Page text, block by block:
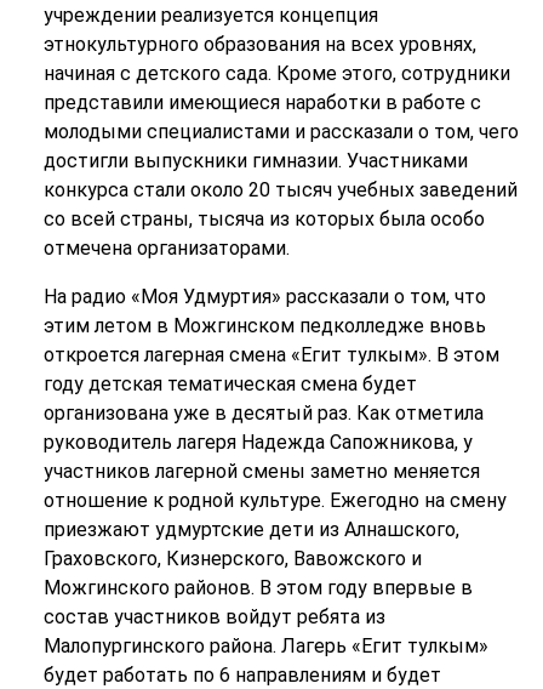
учреждении реализуется концепция
этнокультурного образования на всех уровнях,
начиная с детского сада. Кроме этого, сотрудники
представили имеющиеся наработки в работе с
молодыми специалистами и рассказали о том, чего
достигли выпускники гимназии. Участниками
конкурса стали около 20 тысяч учебных заведений
со всей страны, тысяча из которых была особо
отмечена организаторами.
На радио «Моя Удмуртия» рассказали о том, что
этим летом в Можгинском педколледже вновь
откроется лагерная смена «Егит тулкым». В этом
году детская тематическая смена будет
организована уже в десятый раз. Как отметила
руководитель лагеря Надежда Сапожникова, у
участников лагерной смены заметно меняется
отношение к родной культуре. Ежегодно на смену
приезжают удмуртские дети из Алнашского,
Граховского, Кизнерского, Вавожского и
Можгинского районов. В этом году впервые в
состав участников войдут ребята из
Малопургинского района. Лагерь «Егит тулкым»
будет работать по 6 направлениям и будет